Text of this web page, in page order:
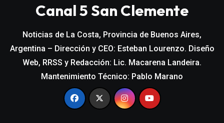
Canal 5 San Clemente
Noticias de La Costa, Provincia de Buenos Aires,
Argentina – Dirección y CEO: Esteban Lourenzo. Diseño
Web, RRSS y Redacción: Lic. Macarena Landeira.
Mantenimiento Técnico: Pablo Marano